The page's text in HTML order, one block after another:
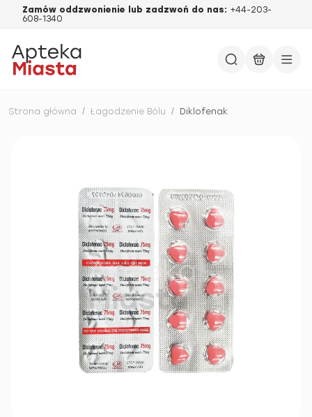
Zamów oddzwonienie lub zadzwoń do nas: +44-203-
608-1340
Strona główna / Łagodzenie Bólu / Diklofenak